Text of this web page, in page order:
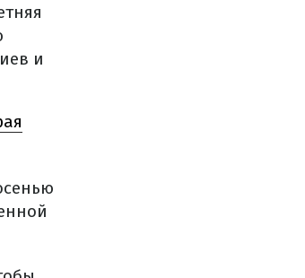
и